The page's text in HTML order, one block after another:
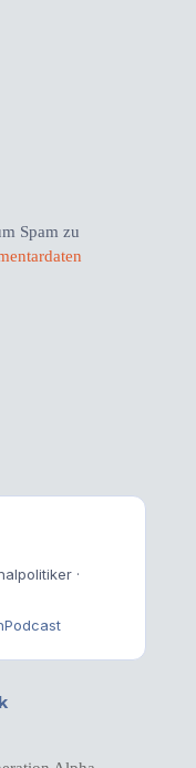
Spam zu
·
Podcast